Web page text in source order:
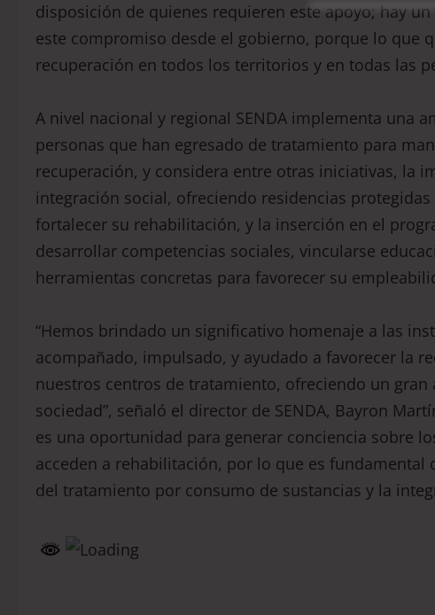
disposición de quienes requieren este apoyo; hay
este compromiso desde el gobierno, porque lo que
recuperación en todos los territorios y en todas las
A nivel nacional y regional SENDA implementa una
personas que han egresado de tratamiento para
recuperación, y considera entre otras iniciativas, la
integración social, ofreciendo residencias
fortalecer su rehabilitación, y la inserción en el
desarrollar competencias sociales, vincularse
herramientas concretas para favorecer su
“Hemos brindado un significativo homenaje a las
acompañado, impulsado, y ayudado a favorecer la
nuestros centros de tratamiento, ofreciendo un
sociedad”, señaló el director de SENDA, Bayron
es una oportunidad para generar conciencia sobre
acceden a rehabilitación, por lo que es
del tratamiento por consumo de sustancias y la